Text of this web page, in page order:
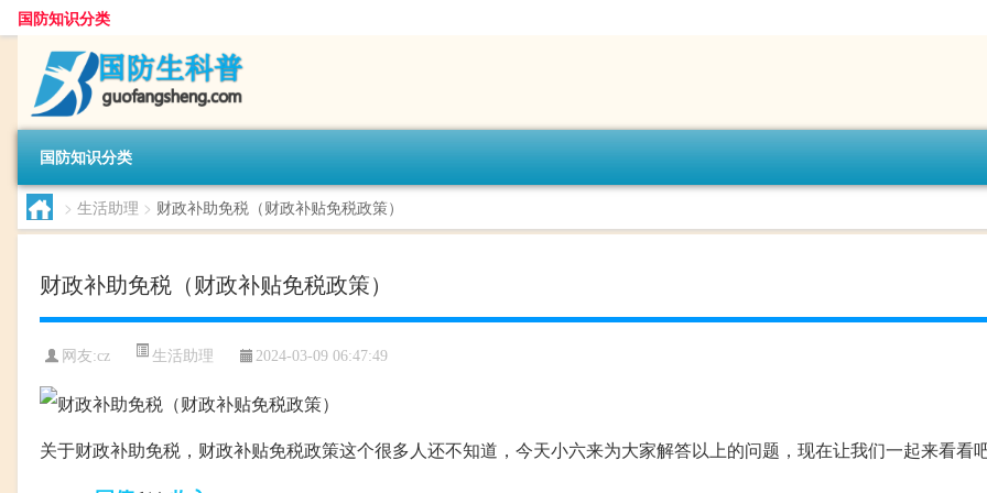
国防知识分类
国防知识分类
> 生活助理 > 财政补助免税（财政补贴免税政策）
财政补助免税（财政补贴免税政策）
网友:cz 生活助理 2024-03-09 06:47:49
关于财政补助免税，财政补贴免税政策这个很多人还不知道，今天小六来为大家解答以上的问题，现在让我们一起来看看